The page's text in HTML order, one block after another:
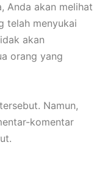
Anda akan melihat
telah menyukai
akan
orang yang
Namun,
komentar